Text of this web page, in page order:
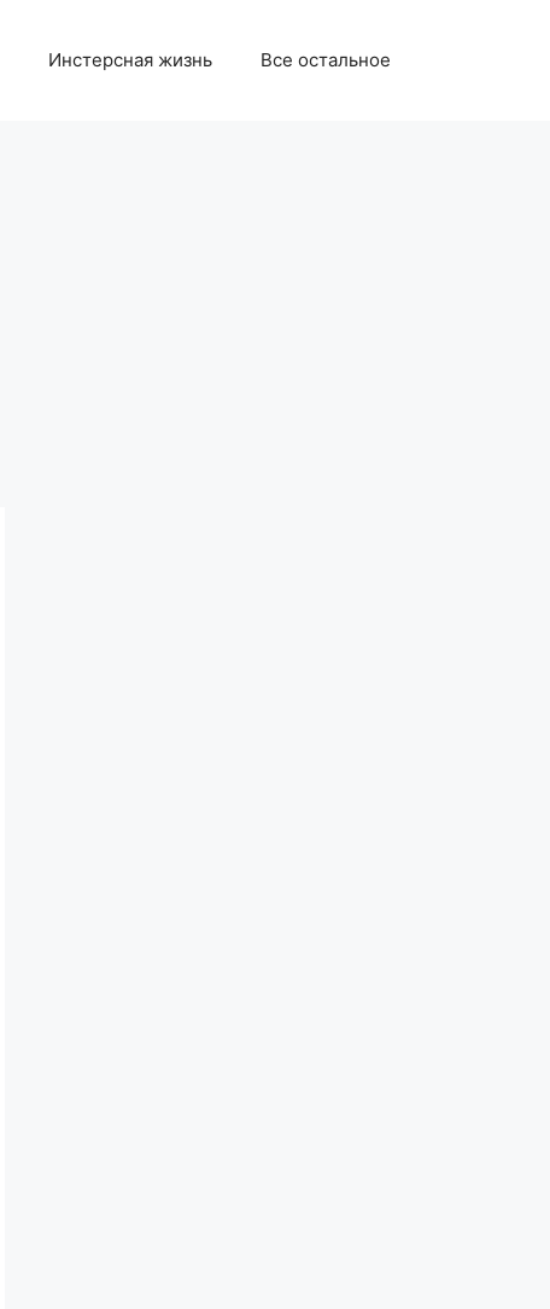
Инстерсная жизнь Все остальное